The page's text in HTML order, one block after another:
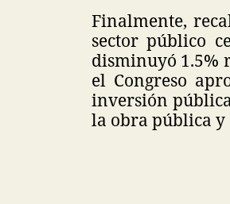
Finalmente,
sector público
disminuyó 1.5%
el Congreso
inversión
la obra pública